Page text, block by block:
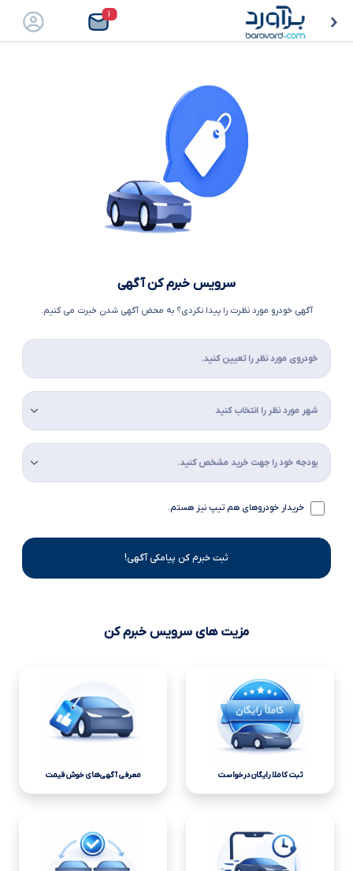
سرویس خبرم کن آگهی
آگهی خودرو مورد نظرت را پیدا نکردی؟ به محض آگهی شدن خبرت می کنیم.
خریدار خودروهای هم تیپ نیز هستم.
ثبت خبرم کن پیامکی آگهی!
مزیت های سرویس خبرم کن
ثبت کاملا رایگان درخواست معرفی آگهی‌های خوش قیمت